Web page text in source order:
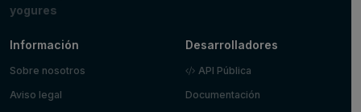
yogures
Información
Sobre nosotros
Aviso legal
Desarrolladores
API Pública
Documentación